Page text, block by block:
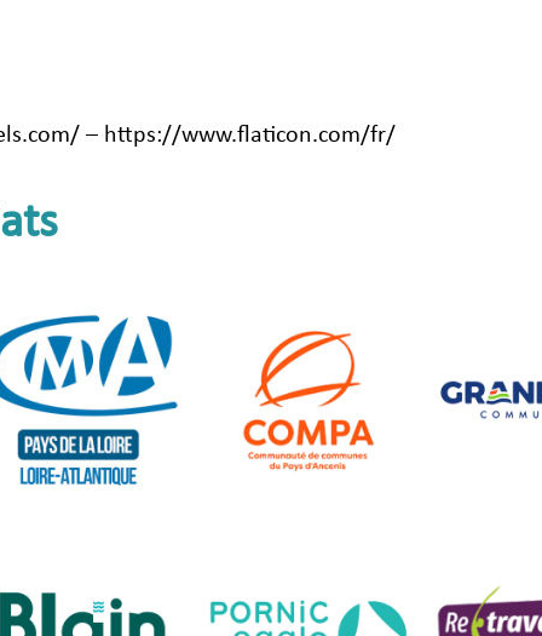
– https://www.flaticon.com/fr/